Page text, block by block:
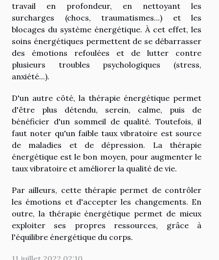
travail en profondeur, en nettoyant les
surcharges (chocs, traumatismes...) et les
blocages du système énergétique. À cet effet, les
soins énergétiques permettent de se débarrasser
des émotions refoulées et de lutter contre
plusieurs troubles psychologiques (stress,
anxiété...).
D'un autre côté, la thérapie énergétique permet
d'être plus détendu, serein, calme, puis de
bénéficier d'un sommeil de qualité. Toutefois, il
faut noter qu'un faible taux vibratoire est source
de maladies et de dépression. La thérapie
énergétique est le bon moyen, pour augmenter le
taux vibratoire et améliorer la qualité de vie.
Par ailleurs, cette thérapie permet de contrôler
les émotions et d'accepter les changements. En
outre, la thérapie énergétique permet de mieux
exploiter ses propres ressources, grâce à
l'équilibre énergétique du corps.